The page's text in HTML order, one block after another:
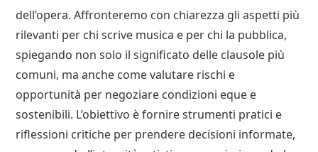
dell’opera. Affronteremo con chiarezza gli aspetti più
rilevanti per chi scrive musica e per chi la pubblica,
spiegando non solo il significato delle clausole più
comuni, ma anche come valutare rischi e
opportunità per negoziare condizioni eque e
sostenibili. L’obiettivo è fornire strumenti pratici e
riflessioni critiche per prendere decisioni informate,